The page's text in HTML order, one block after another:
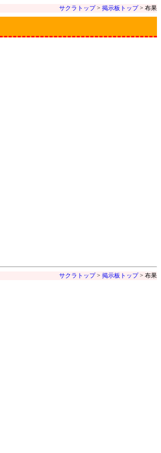
サクラトップ> 掲示板トップ> 布果
サクラトップ> 掲示板トップ> 布果